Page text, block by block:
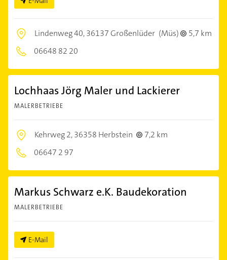
Lindenweg 40,36137 Großenlüder (Müs)
5,7 km
06648 82 20
Lochhaas Jörg Maler und Lackierer
MALERBETRIEBE
Kehrweg 2,36358 Herbstein
7,2 km
06647 2 97
Markus Schwarz e.K. Baudekoration
MALERBETRIEBE
E-Mail